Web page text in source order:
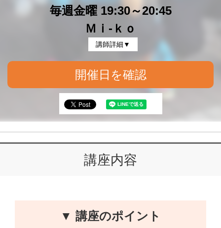
毎週金曜 19:30～20:45
Ｍｉ-ｋｏ
講師詳細▼
開催日を確認
講座内容
▼ 講座のポイント